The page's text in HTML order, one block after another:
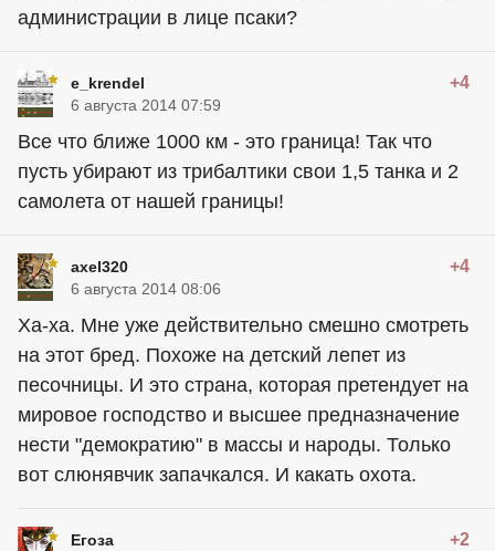
администрации в лице псаки?
e_krendel +4
6 августа 2014 07:59
Все что ближе 1000 км - это граница! Так что
пусть убирают из трибалтики свои 1,5 танка и 2
самолета от нашей границы!
axel320 +4
6 августа 2014 08:06
Ха-ха. Мне уже действительно смешно смотреть
на этот бред. Похоже на детский лепет из
песочницы. И это страна, которая претендует на
мировое господство и высшее предназначение
нести "демократию" в массы и народы. Только
вот слюнявчик запачкался. И какать охота.
Егоза +2